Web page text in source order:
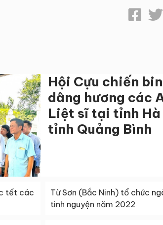
Hội Cựu chiến
dâng hương các
Liệt sĩ tại tỉnh Hà
tỉnh Quảng Bình
tết các
Từ Sơn (Bắc Ninh) tổ chức
tình nguyện năm 2022